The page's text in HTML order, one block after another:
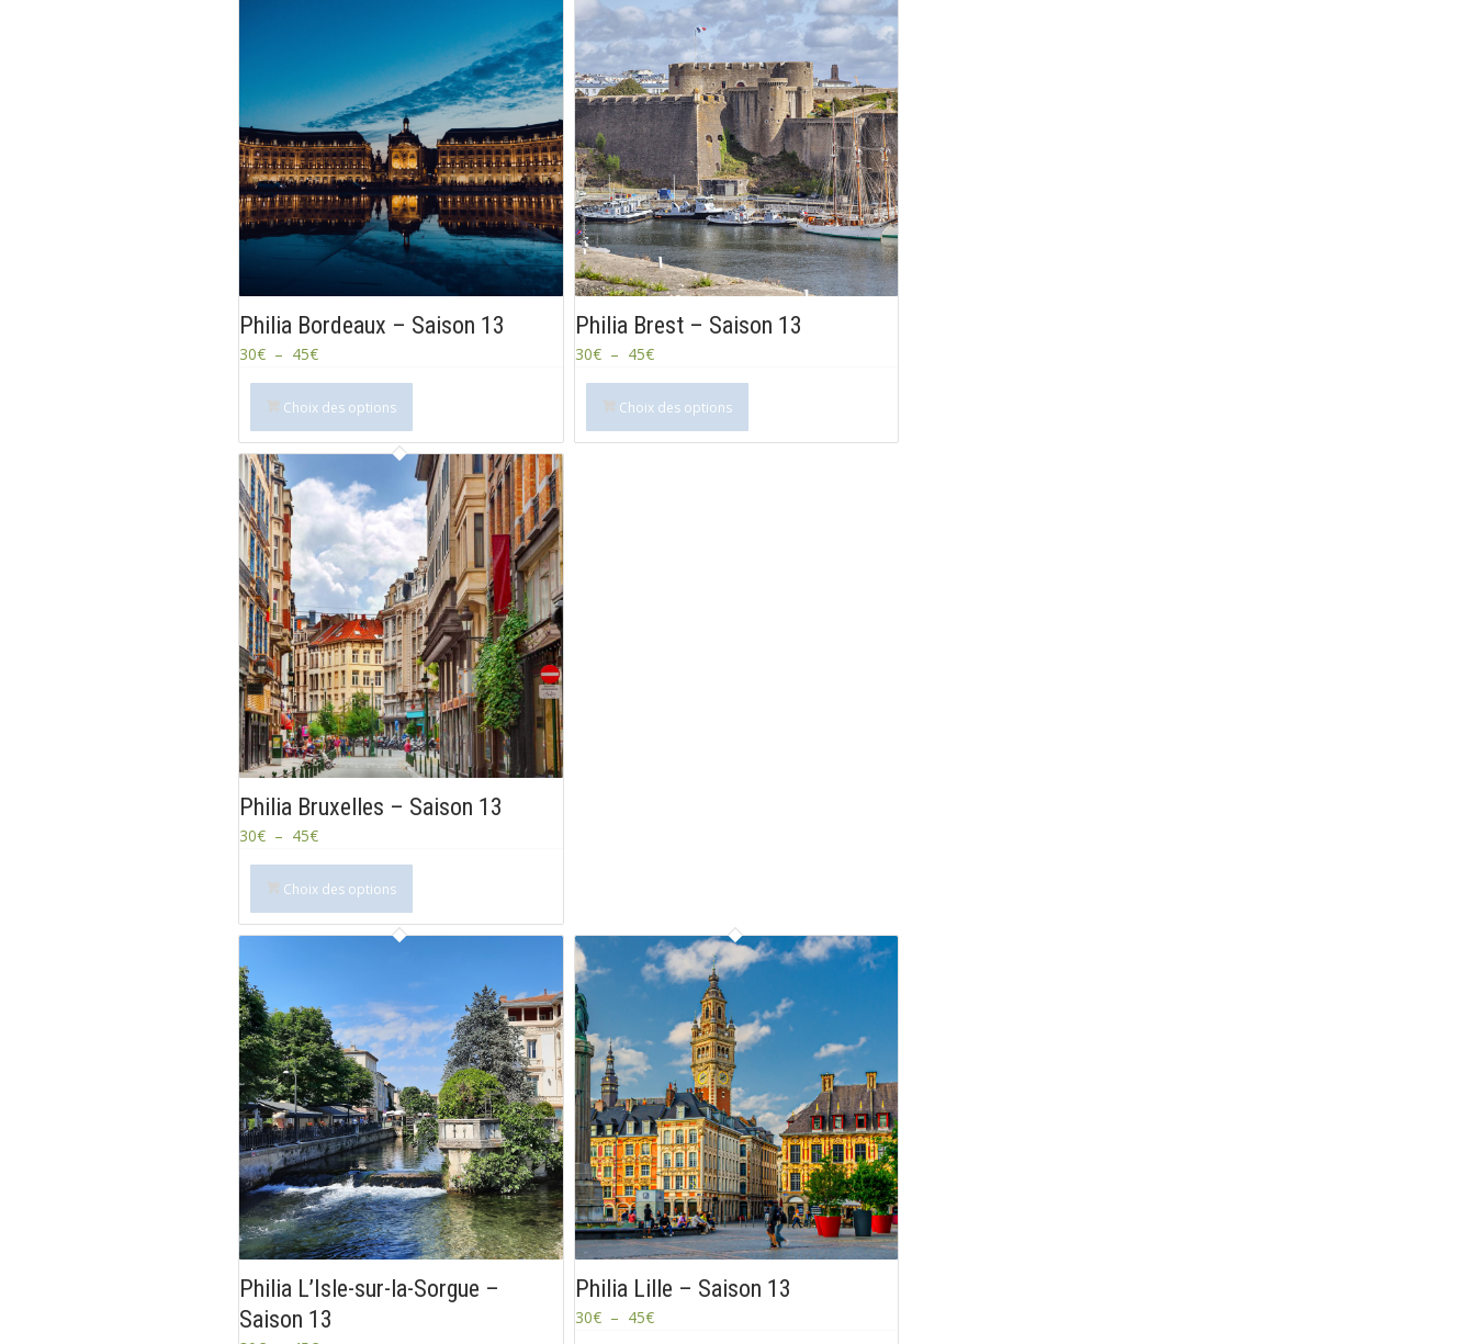
Philia Bordeaux – Saison 13
30€ – 45€
Choix des options
Philia Brest – Saison 13
30€ – 45€
Choix des options
Philia Bruxelles – Saison 13
30€ – 45€
Choix des options
Philia L’Isle-sur-la-Sorgue –
Saison 13
Philia Lille – Saison 13
30€ – 45€